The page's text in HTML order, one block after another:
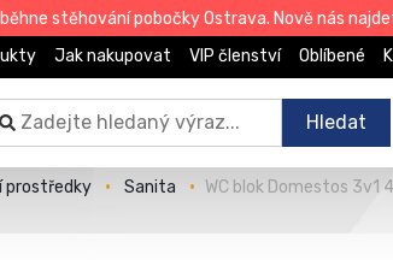
stěhování pobočky Ostrava. Nově nás
Jak nakupovat VIP členství Oblíbené
Hledat
prostředky Sanita WC blok Domestos 3v1